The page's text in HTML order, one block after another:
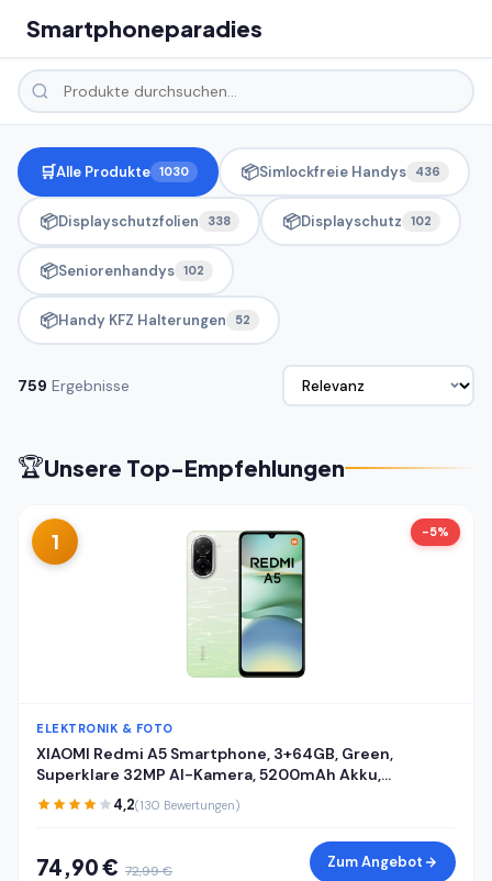
Smartphoneparadies
🛒Alle Produkte 1030 📦Simlockfreie Handys 436
📦Displayschutzfolien 338 📦Displayschutz 102
📦Seniorenhandys 102
📦Handy KFZ Halterungen 52
759 Ergebnisse
🏆Unsere Top-Empfehlungen
1 -5%
ELEKTRONIK & FOTO
XIAOMI Redmi A5 Smartphone, 3+64GB, Green,
Superklare 32MP AI-Kamera, 5200mAh Akku,
Leistungsstarker Octa-Core-Prozessor, Immersives
6,88" 120Hz Display
4,2(130 Bewertungen)
74,90 € 72,99 € Zum Angebot